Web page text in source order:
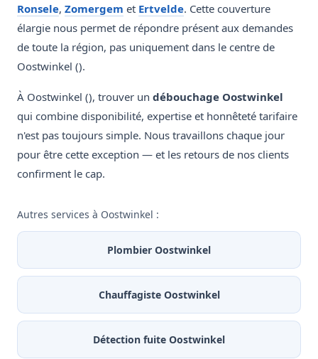
Ronsele, Zomergem et Ertvelde. Cette couverture
élargie nous permet de répondre présent aux demandes
de toute la région, pas uniquement dans le centre de
Oostwinkel ().
À Oostwinkel (), trouver un débouchage Oostwinkel
qui combine disponibilité, expertise et honnêteté tarifaire
n'est pas toujours simple. Nous travaillons chaque jour
pour être cette exception — et les retours de nos clients
confirment le cap.
Autres services à Oostwinkel :
Plombier Oostwinkel
Chauffagiste Oostwinkel
Détection fuite Oostwinkel